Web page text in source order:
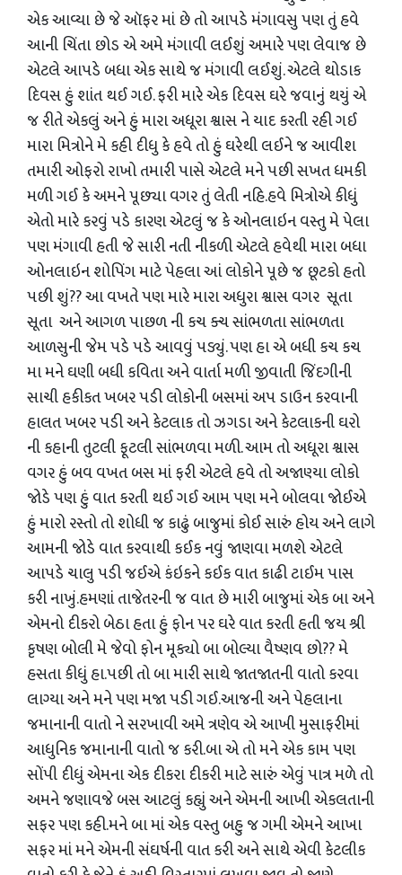
એક આવ્યા છે જે ઑફર માં છે તો આપડે મંગાવસુ પણ તું હવે
આની ચિંતા છોડ એ અમે મંગાવી લઈશું અમારે પણ લેવાજ છે
એટલે આપડે બધા એક સાથે જ મંગાવી લઈશું. એટલે થોડાક
દિવસ હું શાંત થઈ ગઈ. ફરી મારે એક દિવસ ઘરે જવાનું થયું એ
જ રીતે એકલું અને હું મારા અધૂરા શ્વાસ ને યાદ કરતી રહી ગઈ
મારા મિત્રોને મે કહી દીધુ કે હવે તો હું ઘરેથી લઈને જ આવીશ
તમારી ઓફરો રાખો તમારી પાસે એટલે મને પછી સખત ધમકી
મળી ગઈ કે અમને પૂછ્યા વગર તું લેતી નહિ.હવે મિત્રોએ કીધું
એતો મારે કરવું પડે કારણ એટલું જ કે ઓનલાઇન વસ્તુ મે પેલા
પણ મંગાવી હતી જે સારી નતી નીકળી એટલે હવેથી મારા બધા
ઓનલાઇન શોપિંગ માટે પેહલા આં લોકોને પૂછે જ છૂટકો હતો
પછી શું?? આ વખતે પણ મારે મારા અધુરા શ્વાસ વગર સૂતા
સૂતા અને આગળ પાછળ ની કચ ક્ચ સાંભળતા સાંભળતા
આળસુની જેમ પડે પડે આવવું પડ્યું. પણ હા એ બધી કચ કચ
મા મને ઘણી બધી કવિતા અને વાર્તા મળી જીવાતી જિંદગીની
સાચી હકીકત ખબર પડી લોકોની બસમાં અપ ડાઉન કરવાની
હાલત ખબર પડી અને કેટલાક તો ઝગડા અને કેટલાકની ઘરો
ની કહાની તુટલી ફૂટલી સાંભળવા મળી. આમ તો અધૂરા શ્વાસ
વગર હું બવ વખત બસ માં ફરી એટલે હવે તો અજાણ્યા લોકો
જોડે પણ હું વાત કરતી થઈ ગઈ આમ પણ મને બોલવા જોઈએ
હું મારો રસ્તો તો શોધી જ કાઢું બાજુમાં કોઈ સારું હોય અને લાગે
આમની જોડે વાત કરવાથી કઈક નવું જાણવા મળશે એટલે
આપડે ચાલુ પડી જઈએ કંઇકને કઈક વાત કાઢી ટાઈમ પાસ
કરી નાખું.હમણાં તાજેતરની જ વાત છે મારી બાજુમાં એક બા અને
એમનો દીકરો બેઠા હતા હું ફોન પર ઘરે વાત કરતી હતી જય શ્રી
કૃષણ બોલી મે જેવો ફોન મૂક્યો બા બોલ્યા વૈષ્ણવ છો?? મે
હસતા કીધું હા.પછી તો બા મારી સાથે જાતજાતની વાતો કરવા
લાગ્યા અને મને પણ મજા પડી ગઈ.આજની અને પેહલાના
જમાનાની વાતો ને સરખાવી અમે ત્રણેવ એ આખી મુસાફરીમાં
આધુનિક જમાનાની વાતો જ કરી.બા એ તો મને એક કામ પણ
સોંપી દીધું એમના એક દીકરા દીકરી માટે સારું એવું પાત્ર મળે તો
અમને જણાવજે બસ આટલું કહ્યું અને એમની આખી એકલતાની
સફર પણ કહી.મને બા માં એક વસ્તુ બહુ જ ગમી એમને આખા
સફર માં મને એમની સંઘર્ષની વાત કરી અને સાથે એવી કેટલીક